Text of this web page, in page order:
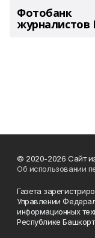
Фотобанк
журналистов
© 2020-2026 Сайт
Об использовании
Газета
Управлении
информационных
Республике